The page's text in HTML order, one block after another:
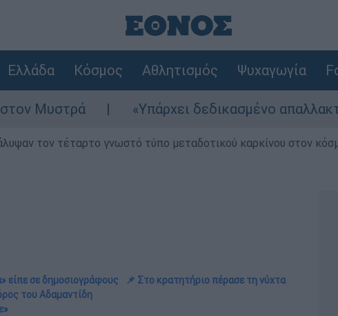
Ελλάδα Κόσμος Αθλητισμός Ψυχαγωγία
«Υπάρχει δεδικασμένο απαλλακτικό για
τον τέταρτο γνωστό τύπο μεταδοτικού καρκίνου στον
είπε σε δημοσιογράφους
📌 Στο κρατητήριο πέρασε τη νύχτα
του Αδαμαντίδη